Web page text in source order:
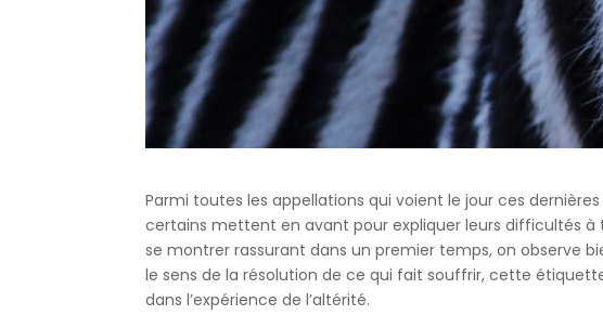
Parmi toutes les appellations qui voient le jour ces
certains mettent en avant pour expliquer leurs difficultés
se montrer rassurant dans un premier temps, on observe
le sens de la résolution de ce qui fait souffrir, cette
dans l’expérience de l’altérité.